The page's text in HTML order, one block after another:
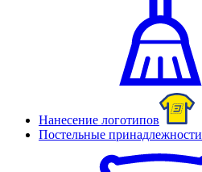
Нанесение логотипов
Постельные принадлежности